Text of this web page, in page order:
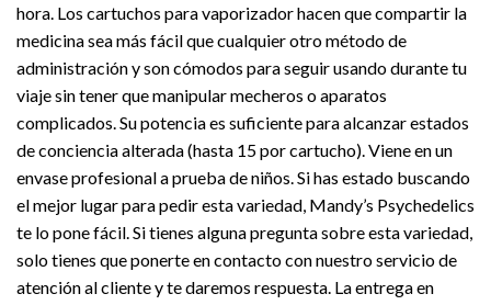
hora. Los cartuchos para vaporizador hacen que compartir la
medicina sea más fácil que cualquier otro método de
administración y son cómodos para seguir usando durante tu
viaje sin tener que manipular mecheros o aparatos
complicados. Su potencia es suficiente para alcanzar estados
de conciencia alterada (hasta 15 por cartucho). Viene en un
envase profesional a prueba de niños. Si has estado buscando
el mejor lugar para pedir esta variedad, Mandy’s Psychedelics
te lo pone fácil. Si tienes alguna pregunta sobre esta variedad,
solo tienes que ponerte en contacto con nuestro servicio de
atención al cliente y te daremos respuesta. La entrega en